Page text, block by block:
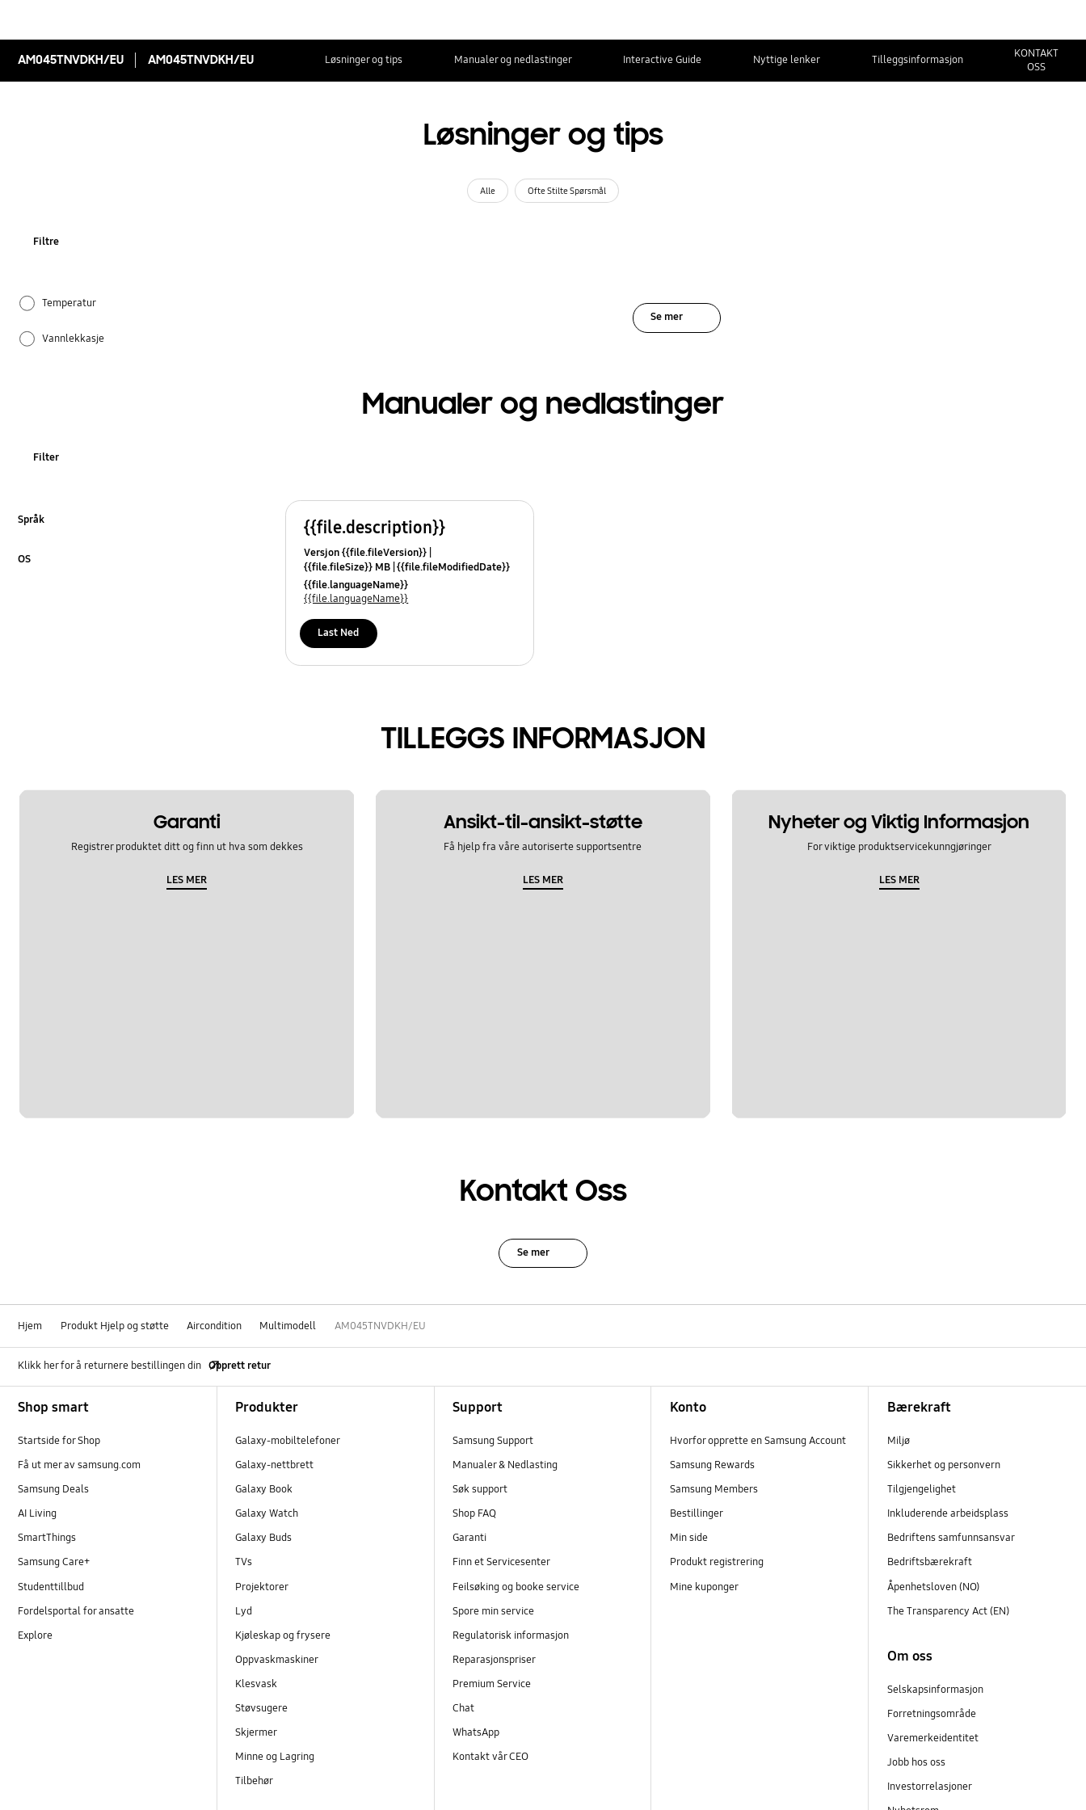
AM045TNVDKH/EU AM045TNVDKH/EU Løsninger og tips Manualer og nedlastinger Interactive Guide Nyttige lenker Tilleggsinformasjon
KONTAKT
OSS
Løsninger og tips
Alle Ofte Stilte Spørsmål
Filtre
Temperatur
Vannlekkasje
Se mer
Manualer og nedlastinger
Filter
Språk
OS
{{file.description}}
Versjon {{file.fileVersion}}
{{file.fileSize}} MB {{file.fileModifiedDate}}
{{file.osNames}}
{{file.languageName}}
{{file.languageName}}
Last Ned
TILLEGGS INFORMASJON
Garanti
Registrer produktet ditt og finn ut hva som dekkes
LES MER
Ansikt-til-ansikt-støtte
Få hjelp fra våre autoriserte supportsentre
LES MER
Nyheter og Viktig Informasjon
For viktige produktservicekunngjøringer
LES MER
Kontakt Oss
Se mer
Hjem Produkt Hjelp og støtte Aircondition Multimodell AM045TNVDKH/EU
Klikk her for å returnere bestillingen din Opprett retur
Shop smart
Startside for Shop
Få ut mer av samsung.com
Samsung Deals
AI Living
SmartThings
Samsung Care+
Studenttillbud
Fordelsportal for ansatte
Explore
Produkter
Galaxy-mobiltelefoner
Galaxy-nettbrett
Galaxy Book
Galaxy Watch
Galaxy Buds
TVs
Projektorer
Lyd
Kjøleskap og frysere
Oppvaskmaskiner
Klesvask
Støvsugere
Skjermer
Minne og Lagring
Tilbehør
Support
Samsung Support
Manualer & Nedlasting
Søk support
Shop FAQ
Garanti
Finn et Servicesenter
Feilsøking og booke service
Spore min service
Regulatorisk informasjon
Reparasjonspriser
Premium Service
Chat
WhatsApp
Kontakt vår CEO
Konto
Hvorfor opprette en Samsung Account
Samsung Rewards
Samsung Members
Bestillinger
Min side
Produkt registrering
Mine kuponger
Bærekraft
Miljø
Sikkerhet og personvern
Tilgjengelighet
Inkluderende arbeidsplass
Bedriftens samfunnsansvar
Bedriftsbærekraft
Åpenhetsloven (NO)
The Transparency Act (EN)
Om oss
Selskapsinformasjon
Forretningsområde
Varemerkeidentitet
Jobb hos oss
Investorrelasjoner